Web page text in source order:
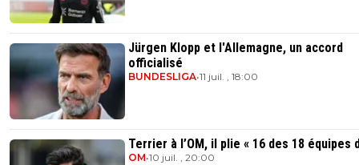
Jürgen Klopp et l'Allemagne, un accord
officialisé
BUNDESLIGA•11 juil. , 18:00
Terrier à l’OM, il plie « 16 des 18 équipes
OM•10 juil. , 20:00